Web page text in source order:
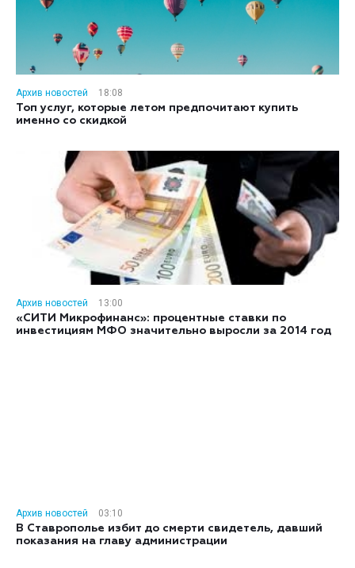
Архив новостей
18:08
Топ услуг, которые летом предпочитают купить
именно со скидкой
Архив новостей
13:00
«СИТИ Микрофинанс»: процентные ставки по
инвестициям МФО значительно выросли за 2014 год
Архив новостей
03:10
В Ставрополье избит до смерти свидетель, давший
показания на главу администрации